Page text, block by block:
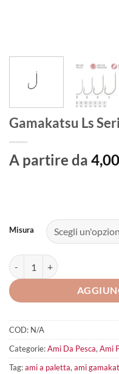
Gamakatsu Ls
A partire da 4,00
Misura
Gamakatsu Ls Serie 2 Gps
COD: N/A
Categorie:Ami Da Pesca, Ami
Tag:ami a paletta, ami